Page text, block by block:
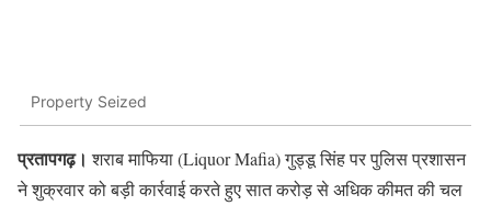
Property Seized
प्रतापगढ़। शराब माफिया (Liquor Mafia) गुड्डू सिंह पर पुलिस प्रशासन
ने शुक्रवार को बड़ी कार्रवाई करते हुए सात करोड़ से अधिक कीमत की चल